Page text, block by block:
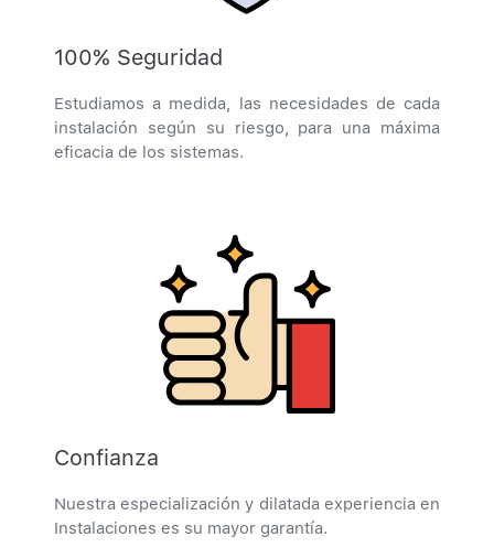
100% Seguridad
Estudiamos a medida, las necesidades de cada
instalación según su riesgo, para una máxima
eficacia de los sistemas.
Confianza
Nuestra especialización y dilatada experiencia en
Instalaciones es su mayor garantía.